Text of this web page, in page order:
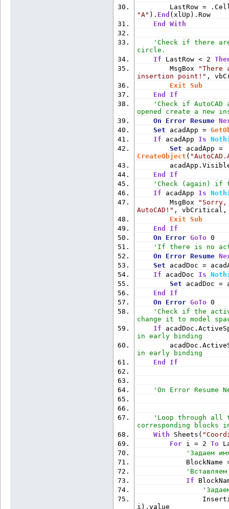
"A" ). End (xlUp).Row
End
With
'Check if there
circle.
If LastRow < 2
MsgBox
"There
insertion point!" ,
Exit
Sub
End
If
'Check if
opened create a new
On
Error Resume
Set acadApp =
If acadApp Is
Set
CreateObject (
End
If
'Check (again) if
If acadApp Is
MsgBox
AutoCAD!" ,
Exit
Sub
End
If
On
Error GoTo 0
'If there is no
On
Error Resume
Set acadDoc =
If acadDoc Is
Set acadDoc =
End
If
On
Error GoTo 0
'Check if the
change it to model
If
in early binding
in early binding
End
If
'On Error Resume
'Loop through all
corresponding blocks
With Sheets(
For i = 2 To
'Задаем
BlockName =
If
i).value